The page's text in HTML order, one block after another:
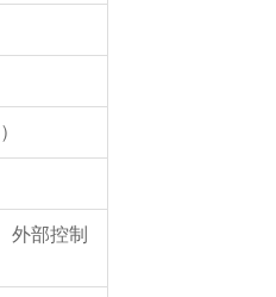
外部控制